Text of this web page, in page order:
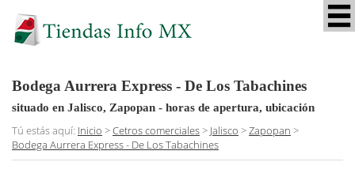
Bodega Aurrera Express - De Los Tabachines
situado en Jalisco, Zapopan - horas de apertura, ubicación
Tú estás aquí: Inicio >Cetros comerciales> Jalisco >Zapopan >
Bodega Aurrera Express - De Los Tabachines